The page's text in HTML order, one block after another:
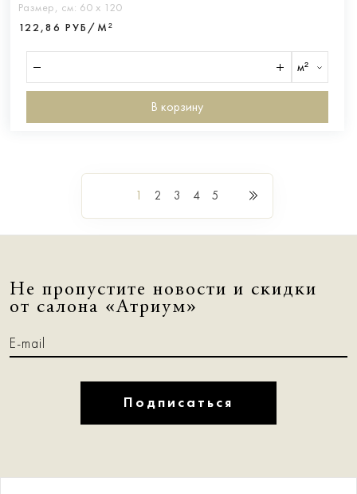
Размер, см: 60 х 120
122,86 РУБ/М²
м²
В корзину
1 2 3 4 5
Не пропустите новости и скидки
от салона «Атриум»
Подписаться